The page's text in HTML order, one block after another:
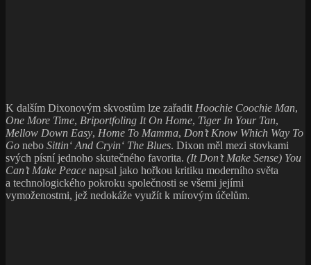
K dalším Dixonovým skvostům lze zařadit Hoochie Coochie Man,
One More Time, Briportfoling It On Home, Tiger In Your Tan,
Mellow Down Easy, Home To Mamma, Don’t Know Which Way To
Go nebo Sittin‘ And Cryin‘ The Blues. Dixon měl mezi stovkami
svých písní jednoho skutečného favorita. (It Don’t Make Sense) You
Can’t Make Peace napsal jako hořkou kritiku moderního světa
a technologického pokroku společnosti se všemi jejími
vymoženostmi, jež nedokáže využít k mírovým účelům.